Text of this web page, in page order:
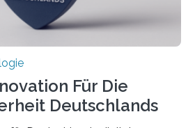
Für Die
Deutschlands